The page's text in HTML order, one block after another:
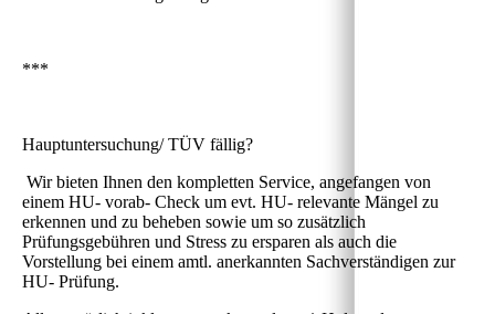
***
Hauptuntersuchung/ TÜV fällig?
Wir bieten Ihnen den kompletten Service, angefangen von
einem HU- vorab- Check um evt. HU- relevante Mängel zu
erkennen und zu beheben sowie um so zusätzlich
Prüfungsgebühren und Stress zu ersparen als auch die
Vorstellung bei einem amtl. anerkannten Sachverständigen zur
HU- Prüfung.